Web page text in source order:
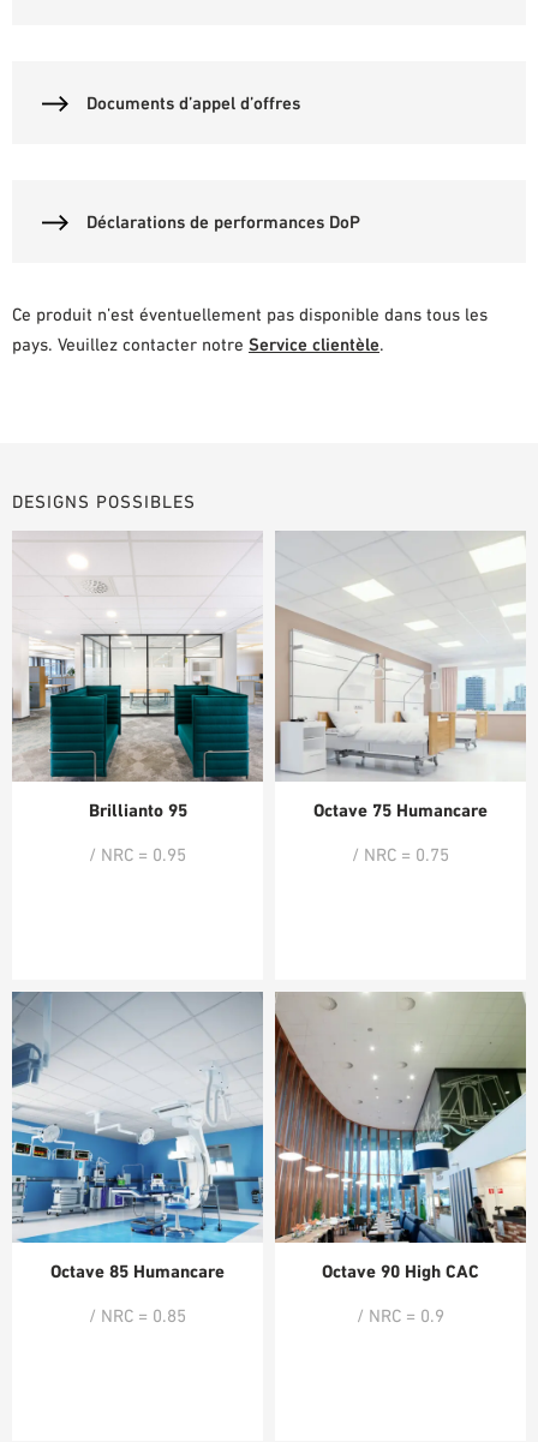
Documents d’appel d’offres
Déclarations de performances DoP
Ce produit n’est éventuellement pas disponible dans tous les
pays. Veuillez contacter notre Service clientèle.
DESIGNS POSSIBLES
Brillianto 95
/ NRC = 0.95
Octave 75 Humancare
/ NRC = 0.75
Octave 85 Humancare
/ NRC = 0.85
Octave 90 High CAC
/ NRC = 0.9